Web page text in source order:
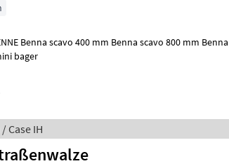
Benna scavo 400 mm Benna scavo 800 mm
bager
Case IH